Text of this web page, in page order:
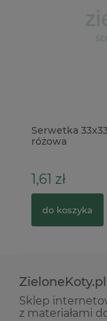
Serwetka
różowa
1,61 zł
do koszyka
ZieloneKoty.pl
Sklep
z materiałami